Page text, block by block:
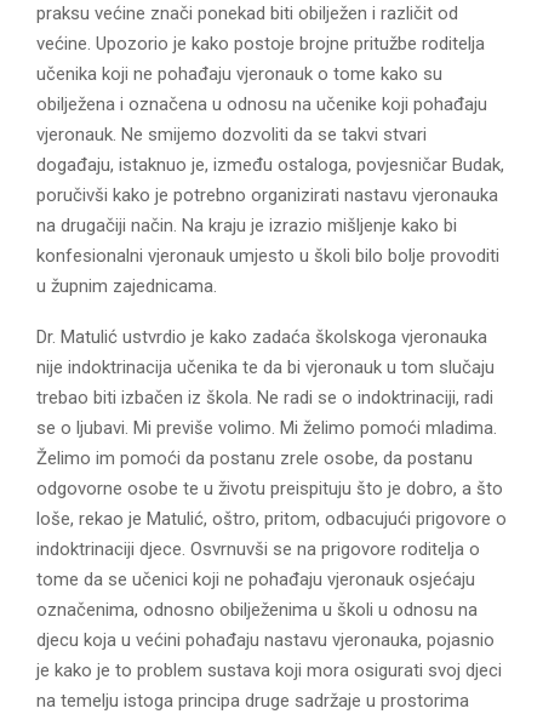
praksu većine znači ponekad biti obilježen i različit od
većine. Upozorio je kako postoje brojne pritužbe roditelja
učenika koji ne pohađaju vjeronauk o tome kako su
obilježena i označena u odnosu na učenike koji pohađaju
vjeronauk. Ne smijemo dozvoliti da se takvi stvari
događaju, istaknuo je, između ostaloga, povjesničar Budak,
poručivši kako je potrebno organizirati nastavu vjeronauka
na drugačiji način. Na kraju je izrazio mišljenje kako bi
konfesionalni vjeronauk umjesto u školi bilo bolje provoditi
u župnim zajednicama.
Dr. Matulić ustvrdio je kako zadaća školskoga vjeronauka
nije indoktrinacija učenika te da bi vjeronauk u tom slučaju
trebao biti izbačen iz škola. Ne radi se o indoktrinaciji, radi
se o ljubavi. Mi previše volimo. Mi želimo pomoći mladima.
Želimo im pomoći da postanu zrele osobe, da postanu
odgovorne osobe te u životu preispituju što je dobro, a što
loše, rekao je Matulić, oštro, pritom, odbacujući prigovore o
indoktrinaciji djece. Osvrnuvši se na prigovore roditelja o
tome da se učenici koji ne pohađaju vjeronauk osjećaju
označenima, odnosno obilježenima u školi u odnosu na
djecu koja u većini pohađaju nastavu vjeronauka, pojasnio
je kako je to problem sustava koji mora osigurati svoj djeci
na temelju istoga principa druge sadržaje u prostorima